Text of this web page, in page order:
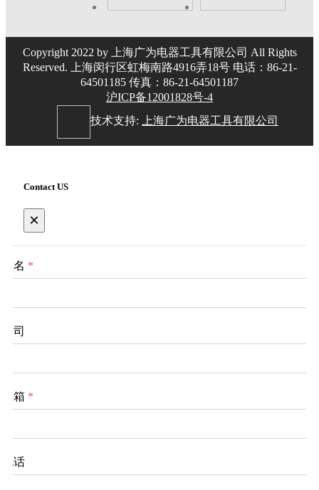
Copyright 2022 by 上海广为电器工具有限公司 All Rights
Reserved. 上海闵行区虹梅南路4916弄18号 电话：86-21-
64501185 传真：86-21-64501187
沪ICP备12001828号-4
技术支持:
上海广为电器工具有限公司
Contact US
×
姓名 *
公司
邮箱 *
电话